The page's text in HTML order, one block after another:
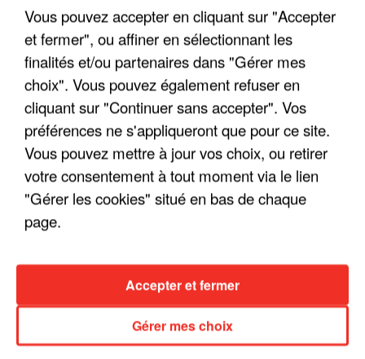
"JE SUIS À DISPOSITION DES
ENFOIRÉS"
"ON A TOUS LE TRAC"
PARFAITS"
Vous pouvez accepter en cliquant sur "Accepter
et fermer", ou affiner en sélectionnant les
finalités et/ou partenaires dans "Gérer mes
choix". Vous pouvez également refuser en
cliquant sur "Continuer sans accepter". Vos
préférences ne s'appliqueront que pour ce site.
Vous pouvez mettre à jour vos choix, ou retirer
votre consentement à tout moment via le lien
"Gérer les cookies" situé en bas de chaque
page.
Gérer mes choix
Accepter et fermer